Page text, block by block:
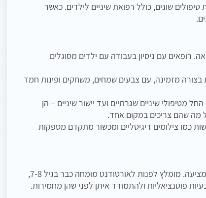
שונים, כולל רפואת שיניים לילדים. כאשר
רופאים עם ניסיון בעבודה עם ילדים מסוגלים
בצורה מזמינה, עם צבעים שמחים, משחקים ופינות חמד
מטיפולי שיניים שגרתיים ועד יישור שיניים – הן
מה שהם צריכים במקום אחד.
כמו צילומים דיגיטליים ומכשור מתקדם מספקות
יישור שיניים הוא אחד מהטיפולים החשובים שמרפאת שיניים אשדוד מציעה. מומלץ לפנות לאורטודנט מומחה כבר בגיל 7-8,
פוטנציאליות ולהתמודד איתן לפני שהן מחמירות.